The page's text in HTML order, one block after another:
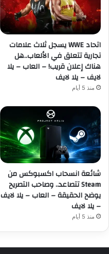
اتحاد WWE يسجل ثلاث علامات
تجارية تتعلق في الألعاب..هل
هناك إعلان قريب! – العاب – يلا
لايف – يلا لايف
منذ 5 أيام
شائعة انسحاب اكسبوكس من
Steam تتصاعد.. وصاحب التصريح
يوضح الحقيقة – العاب – يلا لايف
– يلا لايف
منذ 5 أيام